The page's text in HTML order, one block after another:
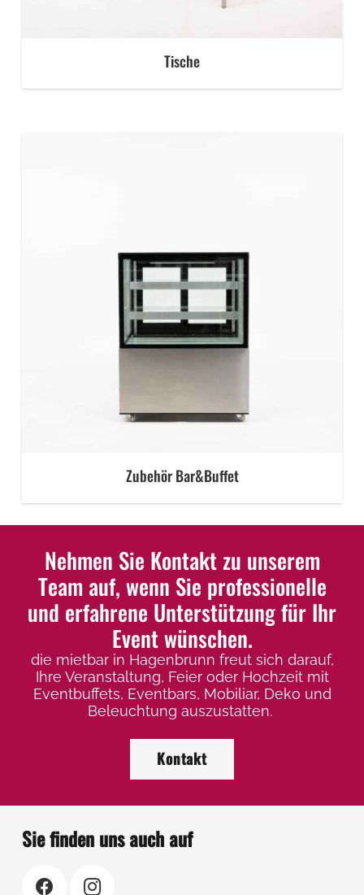
Tische
Zubehör Bar&Buffet
Nehmen Sie Kontakt zu unserem
Team auf, wenn Sie professionelle
und erfahrene Unterstützung für Ihr
Event wünschen.
die mietbar in Hagenbrunn freut sich darauf,
Ihre Veranstaltung, Feier oder Hochzeit mit
Eventbuffets, Eventbars, Mobiliar, Deko und
Beleuchtung auszustatten.
Kontakt
Sie finden uns auch auf